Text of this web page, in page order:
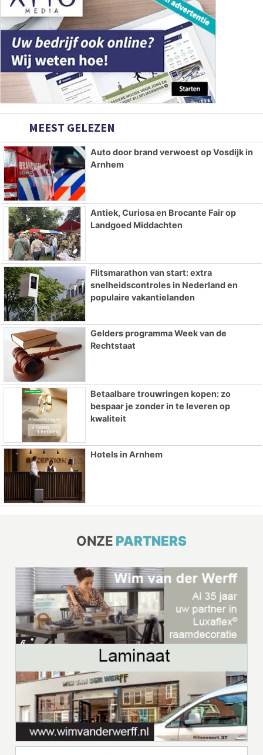
MEEST GELEZEN
Auto door brand verwoest op Vosdijk in
Arnhem
Antiek, Curiosa en Brocante Fair op
Landgoed Middachten
Flitsmarathon van start: extra
snelheidscontroles in Nederland en
populaire vakantielanden
Gelders programma Week van de
Rechtstaat
Betaalbare trouwringen kopen: zo
bespaar je zonder in te leveren op
kwaliteit
Hotels in Arnhem
ONZE PARTNERS